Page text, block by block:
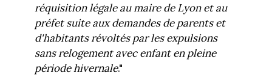
réquisition légale au maire de Lyon et au
préfet suite aux demandes de parents et
d'habitants révoltés par les expulsions
sans relogement avec enfant en pleine
période hivernale."